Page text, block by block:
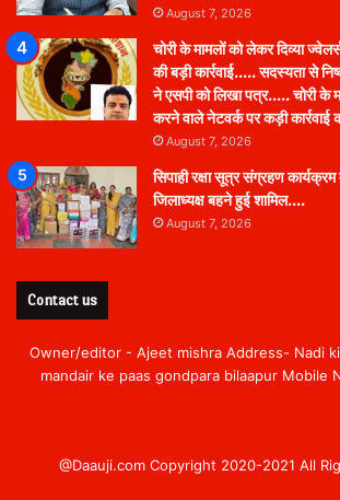
August 7, 2026
चोरी के मामलों को लेकर दिव्या
की बड़ी कार्रवाई….. सदस्यता से
ने एसपी को लिखा पत्र….. चोरी के
करने वाले नेटवर्क पर कड़ी कार्रवाई
August 7, 2026
सिपाही रक्षा सूत्र संग्रहण
जिलाध्यक्ष बहने हुई शामिल….
August 7, 2026
Contact us
Owner/editor - Ajeet mishra Address- Nadi
mandair ke paas gondpara bilaapur Mobile
@Daauji.com Copyright 2020-2021 All